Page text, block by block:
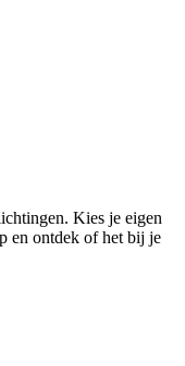
Kies je eigen
en ontdek of het bij je